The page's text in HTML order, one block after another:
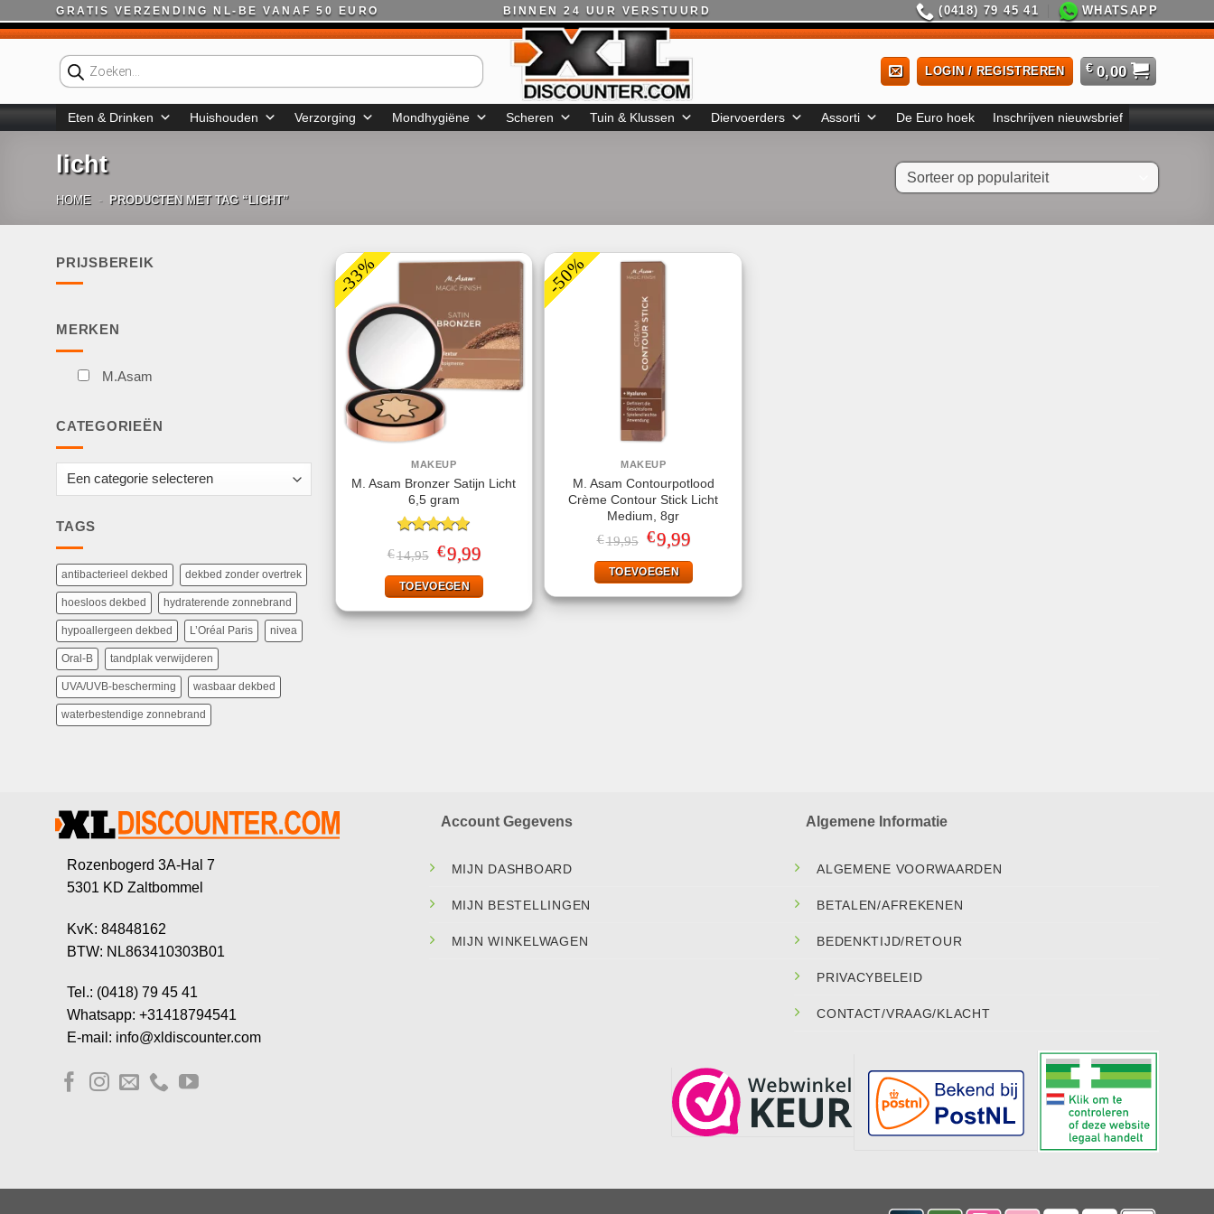
naar
GRATIS VERZENDING NL-BE VANAF 50 EURO BINNEN 24 UUR VERSTUURD (0418) 79 45 41 WHATSAPP
Producten
zoeken
LOGIN / REGISTREREN € 0,00
Eten & Drinken Huishouden Verzorging Mondhygiëne Scheren Tuin & Klussen Diervoerders Assorti De Euro hoek Inschrijven nieuwsbrief
licht
HOME - PRODUCTEN MET TAG “LICHT”
PRIJSBEREIK
MERKEN
M.Asam
CATEGORIEËN
TAGS
antibacterieel dekbed dekbed zonder overtrek
hoesloos dekbed hydraterende zonnebrand
hypoallergeen dekbed L’Oréal Paris nivea
Oral-B tandplak verwijderen
UVA/UVB-bescherming wasbaar dekbed
waterbestendige zonnebrand
-33%
MAKEUP
M. Asam Bronzer Satijn Licht
6,5 gram
Gewaardeerd
5.00uit 5
€14,95 Oorspronkelijke
prijs
was:
€14,95.
€9,99Huidige
prijs
is:
€9,99.
TOEVOEGEN
-50%
MAKEUP
M. Asam Contourpotlood
Crème Contour Stick Licht
Medium, 8gr
€19,95 Oorspronkelijke
prijs
was:
€19,95.
€9,99Huidige
prijs
is:
€9,99.
TOEVOEGEN
Rozenbogerd 3A-Hal 7
5301 KD Zaltbommel
KvK: 84848162
BTW: NL863410303B01
Tel.: (0418) 79 45 41
Whatsapp: +31418794541
E-mail: info@xldiscounter.com
Account Gegevens
MIJN DASHBOARD
MIJN BESTELLINGEN
MIJN WINKELWAGEN
Algemene Informatie
ALGEMENE VOORWAARDEN
BETALEN/AFREKENEN
BEDENKTIJD/RETOUR
PRIVACYBELEID
CONTACT/VRAAG/KLACHT